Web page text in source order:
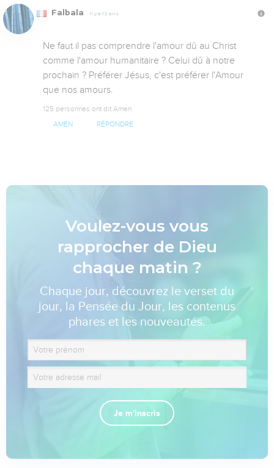
Falbala Il y a 12 ans
Ne faut il pas comprendre l'amour dû au Christ
comme l'amour humanitaire ? Celui dû à notre
prochain ? Préférer Jésus, c'est préférer l'Amour
que nos amours.
125 personnes ont dit Amen
AMEN RÉPONDRE
Voulez-vous vous
rapprocher de Dieu
chaque matin ?
Chaque jour, découvrez le verset du
jour, la Pensée du Jour, les contenus
phares et les nouveautés.
Je m'inscris